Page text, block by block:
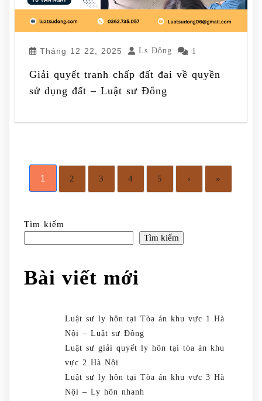
Tháng 12 22, 2025 Ls Đông 1
Giải quyết tranh chấp đất đai về quyền
sử dụng đất – Luật sư Đông
1 2 3 4 5 › »
Tìm kiếm
Tìm kiếm
Bài viết mới
Luật sư ly hôn tại Tòa án khu vực 1 Hà
Nội – Luật sư Đông
Luật sư giải quyết ly hôn tại tòa án khu
vực 2 Hà Nội
Luật sư ly hôn tại Tòa án khu vực 3 Hà
Nội – Ly hôn nhanh